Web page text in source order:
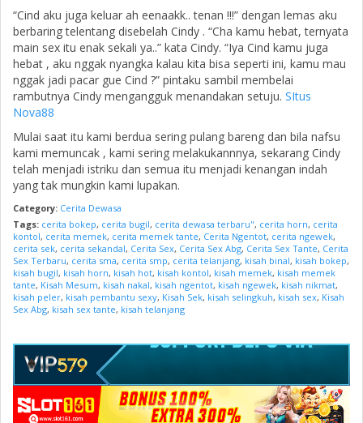
“Cind aku juga keluar ah eenaakk.. tenan !!!” dengan lemas aku
berbaring telentang disebelah Cindy . “Cha kamu hebat, ternyata
main sex itu enak sekali ya..” kata Cindy. “Iya Cind kamu juga
hebat , aku nggak nyangka kalau kita bisa seperti ini, kamu mau
nggak jadi pacar gue Cind ?” pintaku sambil membelai
rambutnya Cindy mengangguk menandakan setuju. SItus
Nova88
Mulai saat itu kami berdua sering pulang bareng dan bila nafsu
kami memuncak , kami sering melakukannnya, sekarang Cindy
telah menjadi istriku dan semua itu menjadi kenangan indah
yang tak mungkin kami lupakan.
Category: Cerita Dewasa
Tags: cerita bokep, cerita bugil, cerita dewasa terbaru", cerita horn, cerita
kontol, cerita memek, cerita memek tante, Cerita Ngentot, cerita ngewek,
cerita sek, cerita sekandal, Cerita Sex, Cerita Sex Abg, Cerita Sex Tante, Cerita
Sex Terbaru, cerita sma, cerita smp, cerita telanjang, kisah binal, kisah bokep,
kisah bugil, kisah horn, kisah hot, kisah kontol, kisah memek, kisah memek
tante, Kisah Mesum, kisah nakal, kisah ngentot, kisah ngewek, kisah nikmat,
kisah peler, kisah pembantu sexy, Kisah Sek, kisah selingkuh, kisah sex, Kisah
Sex Abg, kisah sex tante, kisah telanjang